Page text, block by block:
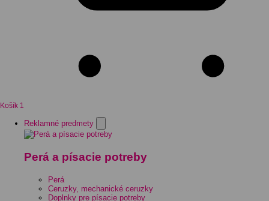
Košík 1
Reklamné predmety
Perá a písacie potreby
Perá
Ceruzky, mechanické ceruzky
Doplnky pre písacie potreby